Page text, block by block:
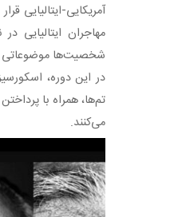
آمریکایی-ایتالیایی
مهاجران ایتالیایی
شخصیت‌ها موضوعاتی
در این دوره،
تم‌ها، همراه با
می‌کنند.